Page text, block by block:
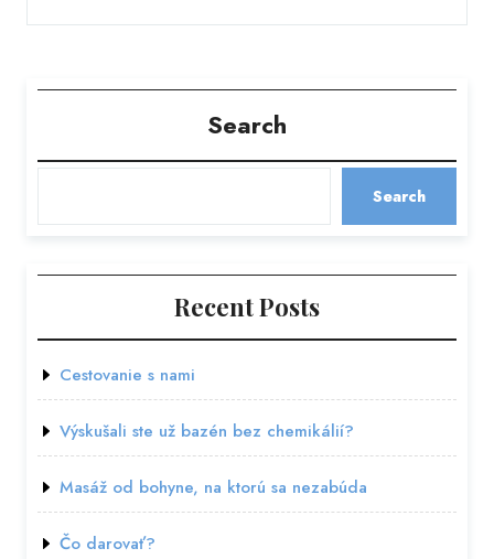
Search
Search
Recent Posts
Cestovanie s nami
Výskušali ste už bazén bez chemikálií?
Masáž od bohyne, na ktorú sa nezabúda
Čo darovať?